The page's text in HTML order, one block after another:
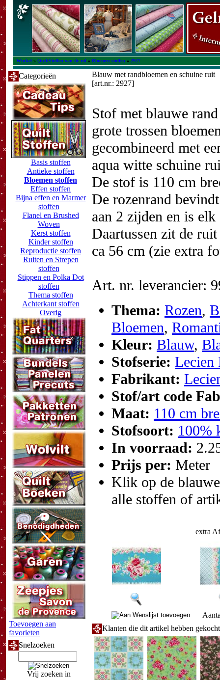
Winkel » QuiltStoffen van de rol » Bloemen stoffen » 2927
Categorieën
Basis stoffen
Antieke stoffen
Bloemen stoffen
Effen stoffen
Bijna effen en Marmer
stoffen
Flanel en Brushed
Woven
Kerst stoffen
Kinder stoffen
Reproductie stoffen
Ruiten en Strepen
stoffen
Stippen en Polka Dot
stoffen
Thema stoffen
Achterkant stoffen
Overig
Toevoegen aan
favorieten
Snelzoeken
Vrij zoeken in
Blauw met randbloemen en schuine ruit
[art.nr.: 2927]
Stof met blauwe
grote trossen
gecombineerd met
aqua witte schuine
De stof is 110 cm
De rozenrand
aan 2 zijden en is
Daartussen zit de
ca 56 cm (zie extra
Art. nr. leverancier:
Thema: Rozen,
Bloemen,
Kleur: Blauw,
Stofserie: Lecien
Fabrikant:
Stof/art code
Maat: 110 cm
Stofsoort: 100%
In voorraad:
Prijs per: Meter
Klik op de
alle stoffen of
extra
Klanten die dit artikel hebben